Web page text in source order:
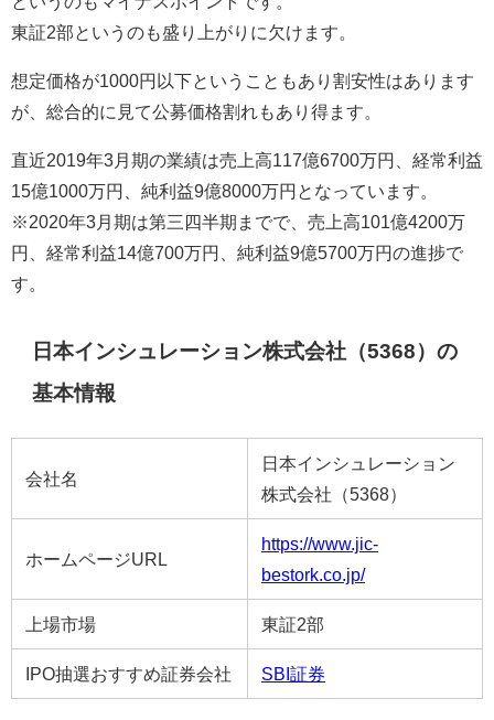
東証2部というのも盛り上がりに欠けます。
想定価格が1000円以下ということもあり割安性はあります
が、総合的に見て公募価格割れもあり得ます。
直近2019年3月期の業績は売上高117億6700万円、経常利益
15億1000万円、純利益9億8000万円となっています。
※2020年3月期は第三四半期までで、売上高101億4200万
円、経常利益14億700万円、純利益9億5700万円の進捗で
す。
日本インシュレーション株式会社（5368）の
基本情報
会社名
日本インシュレーション
株式会社（5368）
ホームページURL
https://www.jic-
bestork.co.jp/
上場市場 東証2部
IPO抽選おすすめ証券会社 SBI証券